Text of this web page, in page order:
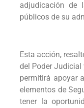
adjudicación de
públicos de su
Esta acción,
del Poder
permitirá apoyar
elementos de
tener la